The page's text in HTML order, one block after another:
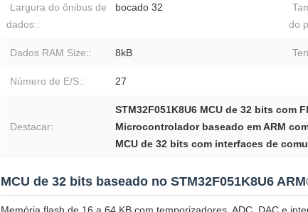
Largura do ônibus de
dados::
bocado 32
do
Dados RAM Size:: 8kB
Número de E/S:: 27
Destacar:
STM32F051K8U6 MCU de 32 bits com
Microcontrolador baseado em ARM
MCU de 32 bits com interfaces de
MCU de 32 bits baseado no STM32F051K8U6
Memória flash de 16 a 64 KB com temporizadores, ADC, DAC e